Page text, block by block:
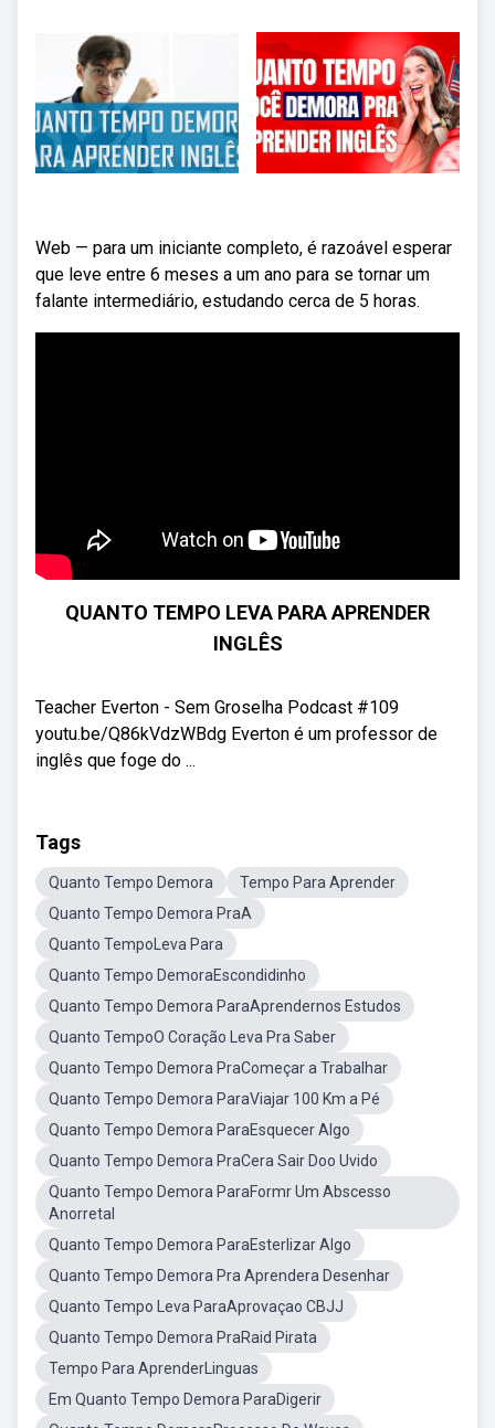
Web — para um iniciante completo, é razoável esperar
que leve entre 6 meses a um ano para se tornar um
falante intermediário, estudando cerca de 5 horas.
QUANTO TEMPO LEVA PARA APRENDER
INGLÊS
Teacher Everton - Sem Groselha Podcast #109
youtu.be/Q86kVdzWBdg Everton é um professor de
inglês que foge do ...
Tags
Quanto Tempo Demora
Tempo Para Aprender
Quanto Tempo Demora PraA
Quanto TempoLeva Para
Quanto Tempo DemoraEscondidinho
Quanto Tempo Demora ParaAprendernos Estudos
Quanto TempoO Coração Leva Pra Saber
Quanto Tempo Demora PraComeçar a Trabalhar
Quanto Tempo Demora ParaViajar 100 Km a Pé
Quanto Tempo Demora ParaEsquecer Algo
Quanto Tempo Demora PraCera Sair Doo Uvido
Quanto Tempo Demora ParaFormr Um Abscesso
Anorretal
Quanto Tempo Demora ParaEsterlizar Algo
Quanto Tempo Demora Pra Aprendera Desenhar
Quanto Tempo Leva ParaAprovaçao CBJJ
Quanto Tempo Demora PraRaid Pirata
Tempo Para AprenderLinguas
Em Quanto Tempo Demora ParaDigerir